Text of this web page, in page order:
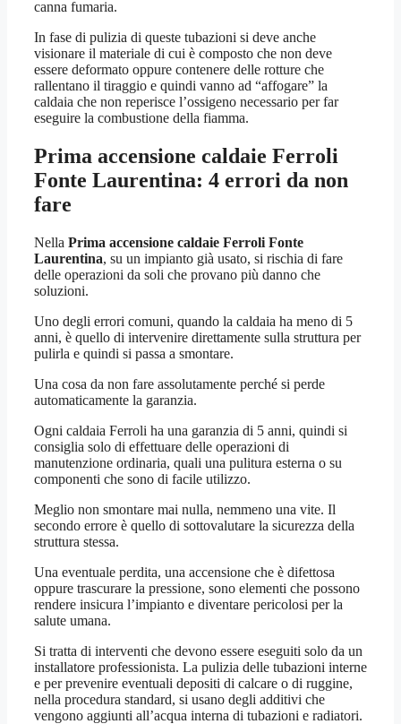
canna fumaria.
In fase di pulizia di queste tubazioni si deve anche
visionare il materiale di cui è composto che non deve
essere deformato oppure contenere delle rotture che
rallentano il tiraggio e quindi vanno ad “affogare” la
caldaia che non reperisce l’ossigeno necessario per far
eseguire la combustione della fiamma.
Prima accensione caldaie Ferroli
Fonte Laurentina: 4 errori da non
fare
Nella Prima accensione caldaie Ferroli Fonte
Laurentina, su un impianto già usato, si rischia di fare
delle operazioni da soli che provano più danno che
soluzioni.
Uno degli errori comuni, quando la caldaia ha meno di 5
anni, è quello di intervenire direttamente sulla struttura per
pulirla e quindi si passa a smontare.
Una cosa da non fare assolutamente perché si perde
automaticamente la garanzia.
Ogni caldaia Ferroli ha una garanzia di 5 anni, quindi si
consiglia solo di effettuare delle operazioni di
manutenzione ordinaria, quali una pulitura esterna o su
componenti che sono di facile utilizzo.
Meglio non smontare mai nulla, nemmeno una vite. Il
secondo errore è quello di sottovalutare la sicurezza della
struttura stessa.
Una eventuale perdita, una accensione che è difettosa
oppure trascurare la pressione, sono elementi che possono
rendere insicura l’impianto e diventare pericolosi per la
salute umana.
Si tratta di interventi che devono essere eseguiti solo da un
installatore professionista. La pulizia delle tubazioni interne
e per prevenire eventuali depositi di calcare o di ruggine,
nella procedura standard, si usano degli additivi che
vengono aggiunti all’acqua interna di tubazioni e radiatori.